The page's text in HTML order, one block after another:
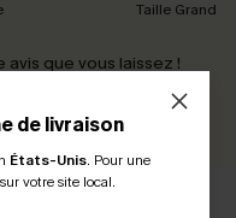
Taille Grand
que vous laissez !
de livraison
États-Unis. Pour une
votre site local.